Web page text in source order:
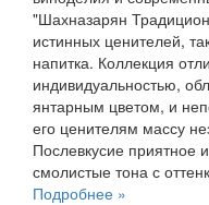
"Шахназарян
истинных ценителей,
напитка. Коллекция
индивидуальностью,
янтарным цветом, и
его ценителям массу
Послевкусие приятное
смолистые тона с
Подробнее »